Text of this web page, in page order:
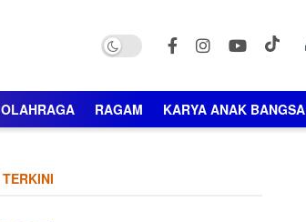
OLAHRAGA RAGAM KARYA ANAK BANGSA
TERKINI